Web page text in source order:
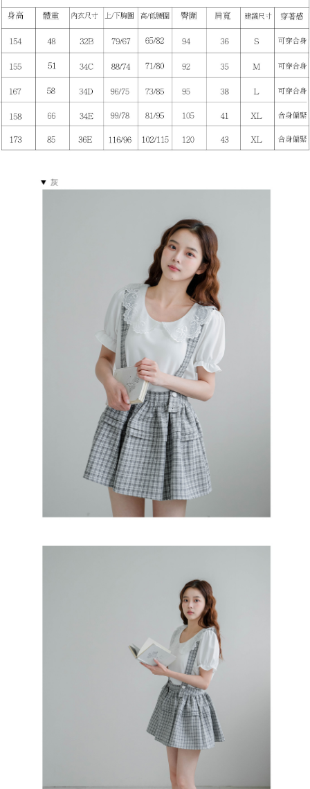
【注意事項】
１．透過由恩沛科技股份有限公司提供之「AFTEE先享後付」服務完成之交
易，需依本服務之必要範圍內提供個人資料，並將交易相關給付款項請求債
２．關於個人資料處理事宜，請瀏覽以下網址：
３．未成年的使用者請事先徵得法定代理人或監護人之同意方可使用
任。
時審查核予不同之上限額度；若仍有額度不足之情形，本公司將視審查結果
恩沛科技股份有限公司將有權停止該用戶之使用額度並採取法律行動。
宅配